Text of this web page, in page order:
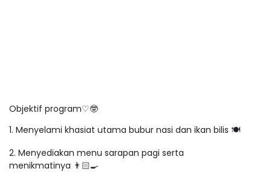
Objektif program♡🤓
1. Menyelami khasiat utama bubur nasi dan ikan bilis 🍽
2. Menyediakan menu sarapan pagi serta
menikmatinya 👨🏻